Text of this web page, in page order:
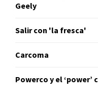
Geely
Salir con 'la fresca'
Carcoma
Powerco y el ‘power’